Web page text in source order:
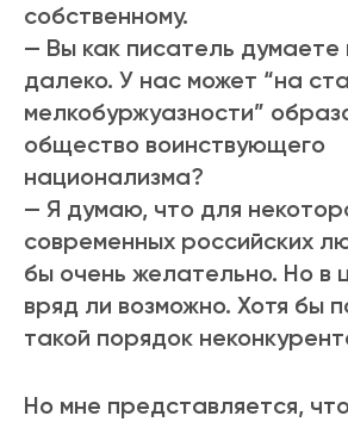
собственному.
— Вы как писатель думаете
далеко. У нас может “на
мелкобуржуазности”
общество воинствующего
национализма?
— Я думаю, что для
современных российских
бы очень желательно. Но в
вряд ли возможно. Хотя бы
такой порядок
Но мне представляется,